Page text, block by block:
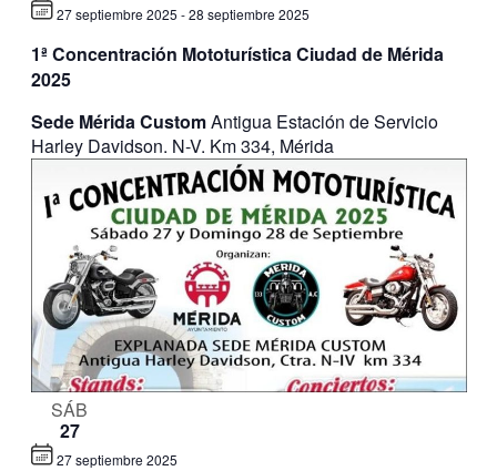
1ª Concentración Mototurística Ciudad de Mérida
2025
27 septiembre 2025 -28 septiembre 2025
Sede Mérida CustomAntigua Estación de Servicio
Harley Davidson. N-V. Km 334, Mérida
SÁB
27
27 septiembre 2025